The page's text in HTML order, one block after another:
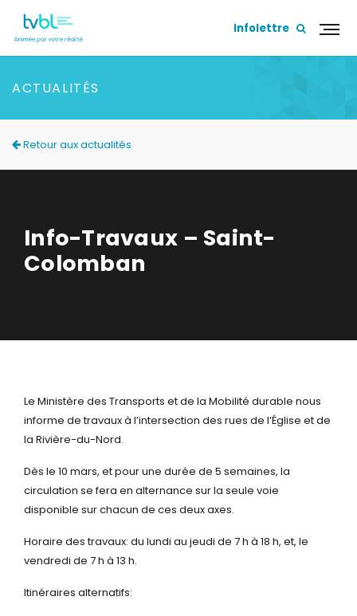
Infolettre
ACTUALITÉS
Retour aux actualités
Info-Travaux – Saint-
Colomban
Le Ministère des Transports et de la Mobilité durable nous
informe de travaux à l’intersection des rues de l’Église et de
la Rivière-du-Nord.
Dès le 10 mars, et pour une durée de 5 semaines, la
circulation se fera en alternance sur la seule voie
disponible sur chacun de ces deux axes.
Horaire des travaux: du lundi au jeudi de 7 h à 18 h, et, le
vendredi de 7 h à 13 h.
Itinéraires alternatifs: